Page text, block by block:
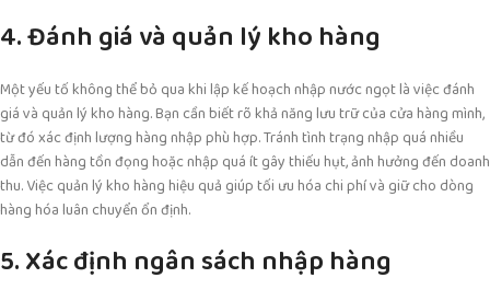
4. Đánh giá và quản lý kho hàng
Một yếu tố không thể bỏ qua khi lập kế hoạch nhập nước ngọt là việc đánh
giá và quản lý kho hàng. Bạn cần biết rõ khả năng lưu trữ của cửa hàng mình,
từ đó xác định lượng hàng nhập phù hợp. Tránh tình trạng nhập quá nhiều
dẫn đến hàng tồn đọng hoặc nhập quá ít gây thiếu hụt, ảnh hưởng đến doanh
thu. Việc quản lý kho hàng hiệu quả giúp tối ưu hóa chi phí và giữ cho dòng
hàng hóa luân chuyển ổn định.
5. Xác định ngân sách nhập hàng